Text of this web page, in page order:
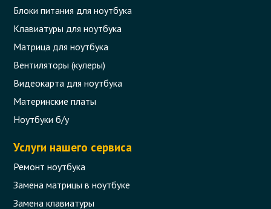
Lenovo G550, G555
Код товара - 06850
271 грн.
Блоки питания для ноутбука
Клавиатуры для ноутбука
Матрица для ноутбука
Вентиляторы (кулеры)
Видеокарта для ноутбука
Материнские платы
Ноутбуки б/у
Услуги нашего сервиса
Ремонт ноутбука
Замена матрицы в ноутбуке
Замена клавиатуры